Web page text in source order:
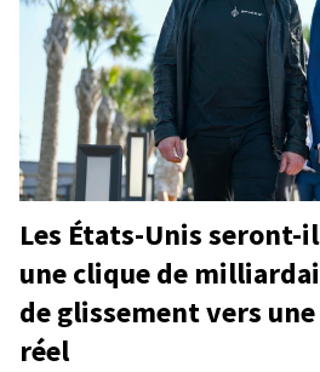
Les États-Unis seront-
une clique de
de glissement vers
réel